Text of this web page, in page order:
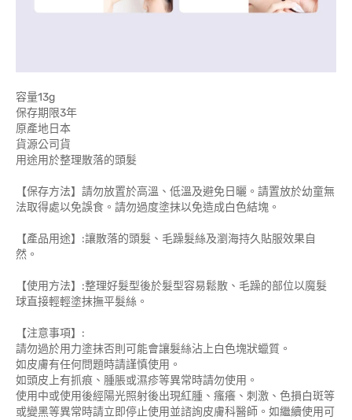
容量13g
保存期限3年
原產地日本
貨源公司貨
用途用於整理散落的頭髮
【保存方法】請勿放置於高溫、低溫及避免日曬。請置放於幼童無
法取得處以免誤食。請勿過度塗抹以免造成白色結塊。
【產品用途】:讓散落的頭髮、毛躁髮絲及瀏海持久貼服效果自
然。
【使用方法】:整理好髮型後於髮型容易鬆散、毛躁的部位以魔髮
球直接輕輕塗抹撫平髮絲。
【注意事項】:
請勿過於用力塗抹否則可能會讓髮絲沾上白色塊狀蠟質。
如皮膚有任何問題時請謹慎使用。
如頭皮上有抓痕、腫脹或濕疹等異常時請勿使用。
使用中或使用後經陽光照射後出現紅腫、瘙癢、刺激、色損白斑等
或變黑等異常時請立即停止使用並諮詢皮膚科醫師。如繼續使用可